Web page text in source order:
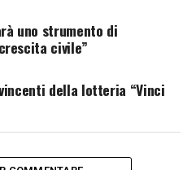
uno strumento di
civile”
della lotteria “Vinci